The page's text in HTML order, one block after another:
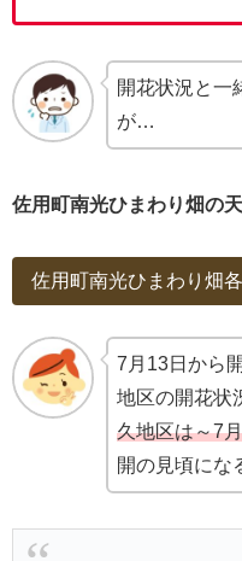
開花状況と一
が…
佐用町南光ひまわり畑の
佐用町南光ひまわり畑
7月13日から
地区の開花状
久地区は～7
開の見頃にな